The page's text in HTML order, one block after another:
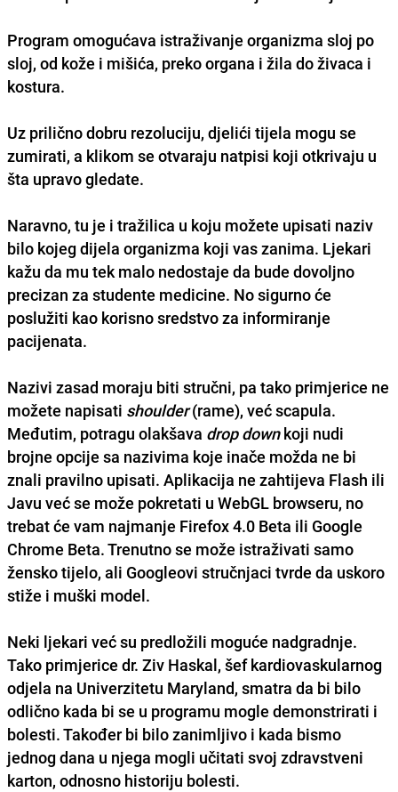
Program omogućava istraživanje organizma sloj po
sloj, od kože i mišića, preko organa i žila do živaca i
kostura.
Uz prilično dobru rezoluciju, djelići tijela mogu se
zumirati, a klikom se otvaraju natpisi koji otkrivaju u
šta upravo gledate.
Naravno, tu je i tražilica u koju možete upisati naziv
bilo kojeg dijela organizma koji vas zanima. Ljekari
kažu da mu tek malo nedostaje da bude dovoljno
precizan za studente medicine. No sigurno će
poslužiti kao korisno sredstvo za informiranje
pacijenata.
Nazivi zasad moraju biti stručni, pa tako primjerice ne
možete napisati shoulder(rame), već scapula.
Međutim, potragu olakšava drop downkoji nudi
brojne opcije sa nazivima koje inače možda ne bi
znali pravilno upisati. Aplikacija ne zahtijeva Flash ili
Javu već se može pokretati u WebGL browseru, no
trebat će vam najmanje Firefox 4.0 Beta ili Google
Chrome Beta. Trenutno se može istraživati samo
žensko tijelo, ali Googleovi stručnjaci tvrde da uskoro
stiže i muški model.
Neki ljekari već su predložili moguće nadgradnje.
Tako primjerice dr. Ziv Haskal, šef kardiovaskularnog
odjela na Univerzitetu Maryland, smatra da bi bilo
odlično kada bi se u programu mogle demonstrirati i
bolesti. Također bi bilo zanimljivo i kada bismo
jednog dana u njega mogli učitati svoj zdravstveni
karton, odnosno historiju bolesti.